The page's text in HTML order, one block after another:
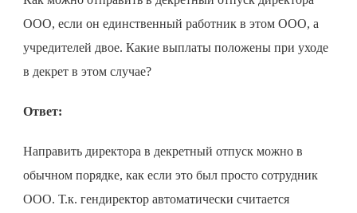
ООО, если он единственный работник в этом ООО, а
учредителей двое. Какие выплаты положены при уходе
в декрет в этом случае?
Ответ:
Направить директора в декретный отпуск можно в
обычном порядке, как если это был просто сотрудник
ООО. Т.к. гендиректор автоматически считается